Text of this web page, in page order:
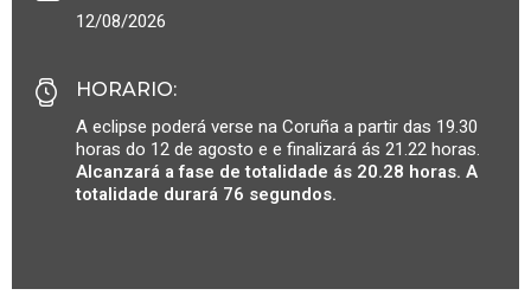
12/08/2026
HORARIO:
A eclipse poderá verse na Coruña a partir das 19.30
horas do 12 de agosto e e finalizará ás 21.22 horas.
Alcanzará a fase de totalidade ás 20.28 horas. A
totalidade durará 76 segundos.